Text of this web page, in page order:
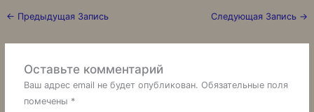
← Предыдущая Запись Следующая Запись →
Оставьте комментарий
Ваш адрес email не будет опубликован. Обязательные поля
помечены *